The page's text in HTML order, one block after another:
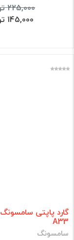
225,000 تومان
145,000 تومان
گارد پاپتی سامسونگ
A33
سامسونگ